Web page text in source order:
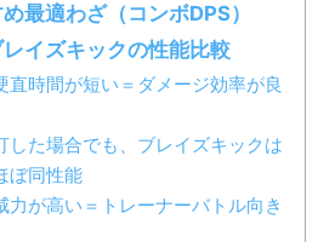
最適わざ（コンボDPS）
イズキックの性能比較
直時間が短い＝ダメージ効率が良
した場合でも、ブレイズキックは
ぼ同性能
力が高い＝トレーナーバトル向き